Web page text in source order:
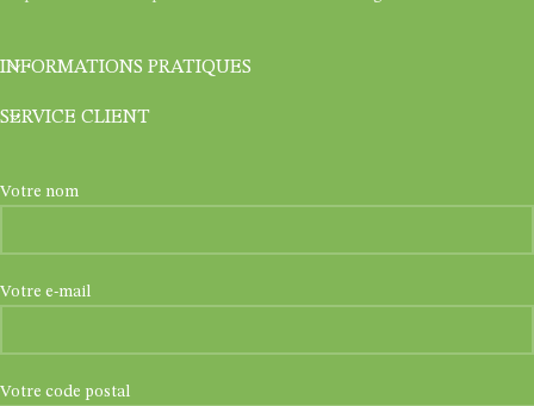
INFORMATIONS PRATIQUES
SERVICE CLIENT
Votre nom
Votre e-mail
Votre code postal